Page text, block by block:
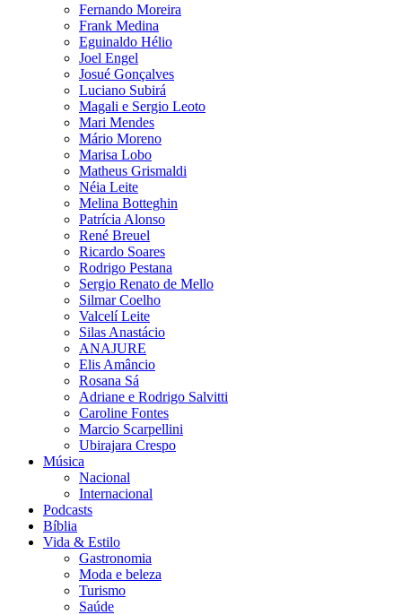
Fernando Moreira
Frank Medina
Eguinaldo Hélio
Joel Engel
Josué Gonçalves
Luciano Subirá
Magali e Sergio Leoto
Mari Mendes
Mário Moreno
Marisa Lobo
Matheus Grismaldi
Néia Leite
Melina Botteghin
Patrícia Alonso
René Breuel
Ricardo Soares
Rodrigo Pestana
Sergio Renato de Mello
Silmar Coelho
Valcelí Leite
Silas Anastácio
ANAJURE
Elis Amâncio
Rosana Sá
Adriane e Rodrigo Salvitti
Caroline Fontes
Marcio Scarpellini
Ubirajara Crespo
Música
Nacional
Internacional
Podcasts
Bíblia
Vida & Estilo
Gastronomia
Moda e beleza
Turismo
Saúde